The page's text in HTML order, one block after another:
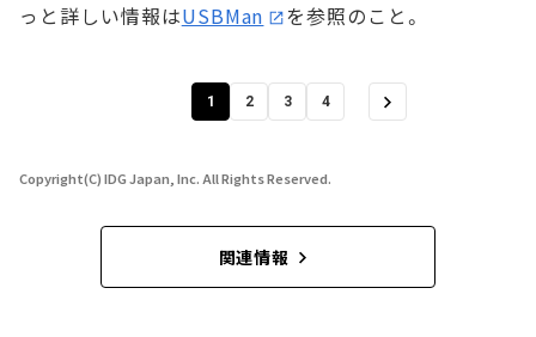
っと詳しい情報はUSBMan を参照のこと。
1 2 3 4
Copyright(C) IDG Japan, Inc. All Rights Reserved.
関連情報